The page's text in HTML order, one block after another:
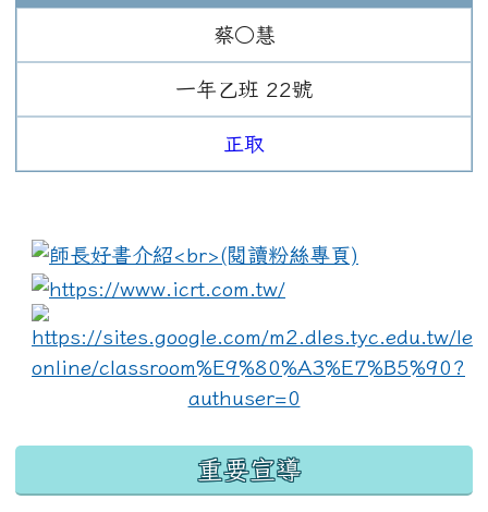
蔡○慧
一年 乙班 22號
正取
link to https://
重要宣導